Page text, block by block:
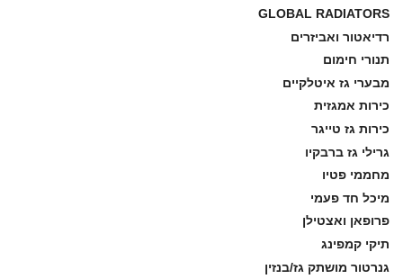
GLOBAL RADIATORS
רדיאטור ואביזרים
תנורי חימום
מבערי גז איטלקיים
כירות אמגזית
כירות גז טייגר
גרילי גז ברבקיו
מחממי פטיו
מיכל חד פעמי
פרופאן ואצטילן
תיקי קמפינג
גנרטור מושתק גז/בנזין